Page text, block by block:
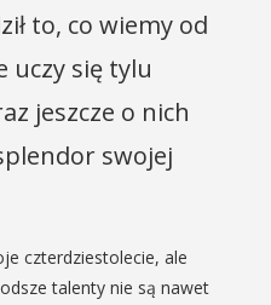
to, co wiemy od
uczy się tylu
jeszcze o nich
swojej
czterdziestolecie, ale
talenty nie są nawet